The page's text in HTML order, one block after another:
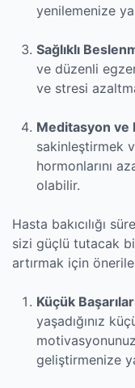
yenilemenize
Sağlıklı
ve düzenli
ve stresi
Meditasyon ve
sakinleştirmek
hormonlarını
olabilir.
Hasta bakıcılığı
sizi güçlü tutacak
artırmak için
Küçük
yaşadığınız
geliştirmenize